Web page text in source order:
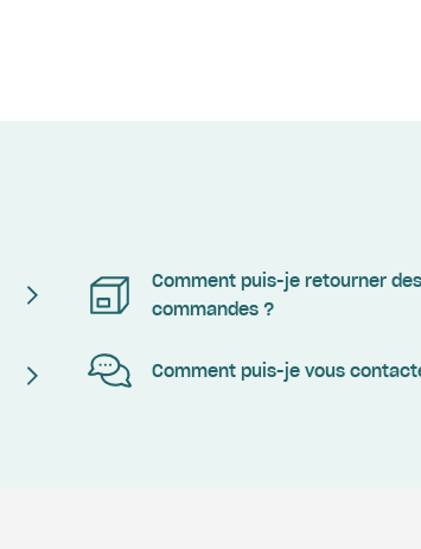
Comment puis-je retourner des
commandes ?
Comment puis-je vous